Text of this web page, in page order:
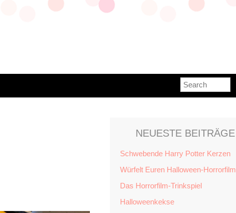
NEUESTE BEITRÄGE
Schwebende Harry Potter Kerzen
Würfelt Euren Halloween-Horrorfilm
Das Horrorfilm-Trinkspiel
Halloweenkekse